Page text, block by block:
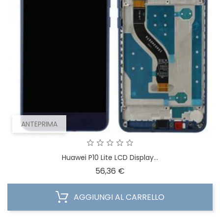
ANTEPRIMA
Huawei P10 Lite LCD Display...
56,36 €
AGGIUNGI AL CARRELLO